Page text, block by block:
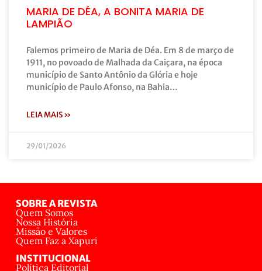
MARIA DE DÉA, A BONITA MARIA DE
LAMPIÃO
Falemos primeiro de Maria de Déa. Em 8 de março de
1911, no povoado de Malhada da Caiçara, na época
município de Santo Antônio da Glória e hoje
município de Paulo Afonso, na Bahia…
LEIA MAIS »
29/01/2026
SOBRE A REVISTA
Quem Somos
Nossa História
Missão e Valores
Quem Faz a Xapuri
INSTITUCIONAL
Política Editorial